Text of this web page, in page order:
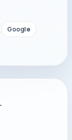
Google